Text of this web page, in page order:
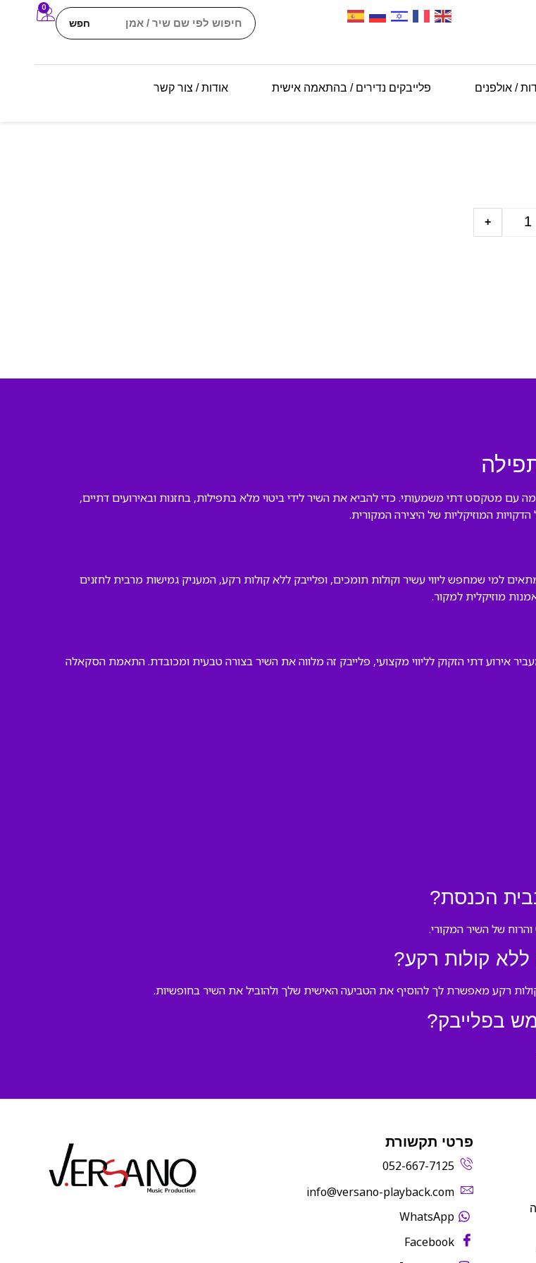
חפש
0
/ אולפנים פלייבקים נדירים / בהתאמה אישית אודות / צור קשר
+
מטקסט דתי משמעותי. כדי להביא את השיר לידי ביטוי מלא בתפילות, בחזנות ובאירועים דתיים,
המוזיקליות של היצירה המקורית.
למי שמחפש ליווי עשיר וקולות תומכים, ופלייבק ללא קולות רקע, המעניק גמישות מרבית לחזנים
מוזיקלית למקור.
אירוע דתי הזקוק לליווי מקצועי, פלייבק זה מלווה את השיר בצורה טבעית ומכובדת. התאמת הסקאלה
הכנסת?
של השיר המקורי.
קולות רקע?
רקע מאפשרת לך להוסיף את הטביעה האישית שלך ולהוביל את השיר בחופשיות.
בפלייבק?
פרטי תקשורת
052-667-7125
‫info@versano-playback.com‬
WhatsApp
Facebook